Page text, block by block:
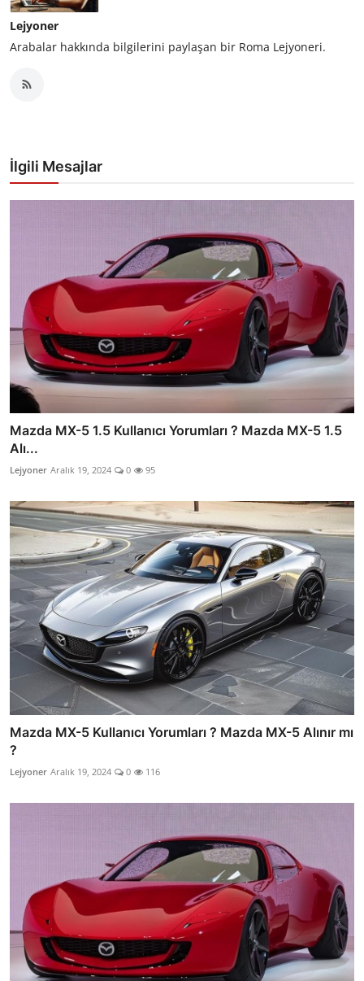
Lejyoner
Arabalar hakkında bilgilerini paylaşan bir Roma Lejyoneri.
İlgili Mesajlar
Mazda MX-5 1.5 Kullanıcı Yorumları ? Mazda MX-5 1.5
Alı...
Lejyoner Aralık 19, 2024 0 95
Mazda MX-5 Kullanıcı Yorumları ? Mazda MX-5 Alınır mı
?
Lejyoner Aralık 19, 2024 0 116